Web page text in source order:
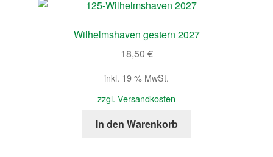
Wilhelmshaven gestern 2027
18,50 €
inkl. 19 % MwSt.
zzgl. Versandkosten
In den Warenkorb